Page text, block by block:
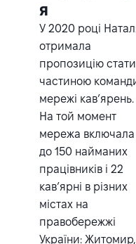
я
У 2020 році
отримала
пропозицію стати
частиною
мережі кав’ярень.
На той момент
мережа включала
до 150 найманих
працівників і 22
кав’ярні в різних
містах на
правобережжі
України: Житомир,